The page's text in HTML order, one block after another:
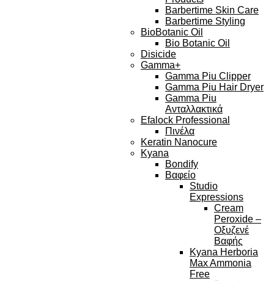
Barbertime Skin Care
Barbertime Styling
BioBotanic Oil
Bio Botanic Oil
Disicide
Gamma+
Gamma Piu Clipper
Gamma Piu Hair Dryer
Gamma Piu
Ανταλλακτικά
Efalock Professional
Πινέλα
Keratin Nanocure
Kyana
Bondify
Βαφείο
Studio
Expressions
Cream
Peroxide –
Οξυζενέ
Βαφής
Kyana Herboria
Max Ammonia
Free